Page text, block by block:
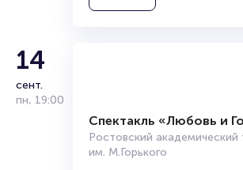
14
сент.
пн, 19:00
Спектакль «Любовь и